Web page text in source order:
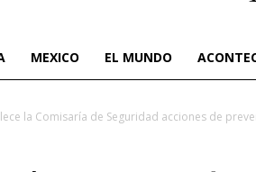
MEXICO EL MUNDO
la Comisaría de Seguridad acciones de